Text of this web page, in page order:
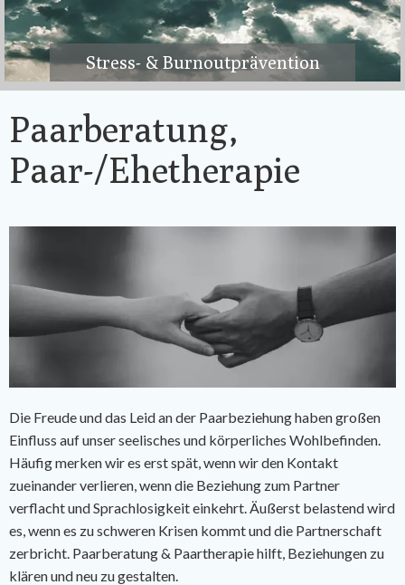
Stress- & Burnoutprävention
Paarberatung,
Paar-/Ehetherapie
Die Freude und das Leid an der Paarbeziehung haben großen
Einfluss auf unser seelisches und körperliches Wohlbefinden.
Häufig merken wir es erst spät, wenn wir den Kontakt
zueinander verlieren, wenn die Beziehung zum Partner
verflacht und Sprachlosigkeit einkehrt. Äußerst belastend wird
es, wenn es zu schweren Krisen kommt und die Partnerschaft
zerbricht. Paarberatung & Paartherapie hilft, Beziehungen zu
klären und neu zu gestalten.